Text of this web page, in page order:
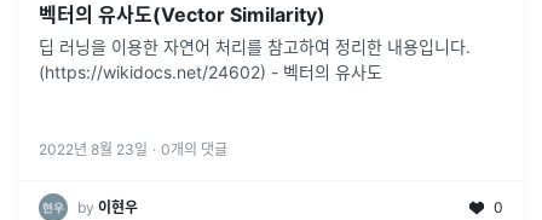
벡터의 유사도(Vector Similarity)
딥 러닝을 이용한 자연어 처리를 참고하여 정리한 내용입니다.
(https://wikidocs.net/24602) - 벡터의 유사도
2022년 8월 23일 · 0개의 댓글
by 이현우 0